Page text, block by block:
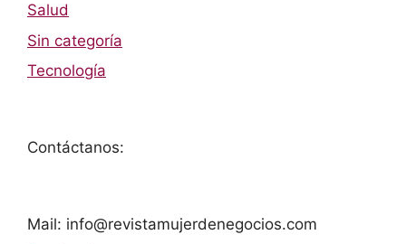
Salud
Sin categoría
Tecnología
Contáctanos:
Mail: info@revistamujerdenegocios.com